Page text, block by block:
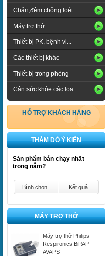
Chăn,đệm chống loét
Máy trợ thở
Thiết bị PK, bệnh vi...
Các thiết bị khác
Thiết bị trong phòng
Cân sức khỏe các loạ...
HỖ TRỢ KHÁCH HÀNG
THĂM DÒ Ý KIẾN
Sản phẩm bán chạy nhất
trong năm?
Bình chọn Kết quả
MÁY TRỢ THỞ
Máy trợ thở Philips
Respironics BiPAP
AVAPS